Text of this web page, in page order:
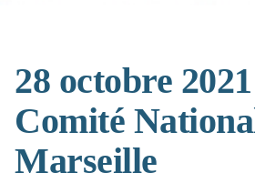
28 octobre
Comité
Marseille